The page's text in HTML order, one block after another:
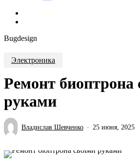
Bugdesign
Электроника
Ремонт биоптрона
руками
Владислав Шевченко 25 июня, 2025